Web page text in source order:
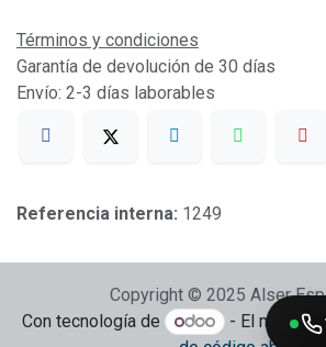
Términos y condiciones
Garantía de devolución de 30 días
Envío: 2-3 días laborables
Referencia interna: 1249
Copyright © 2025 Alser
Con tecnología de
- El mejor